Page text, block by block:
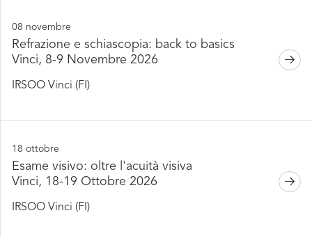
08 novembre
Refrazione e schiascopia: back to basics
Vinci, 8-9 Novembre 2026
IRSOO Vinci (FI)
18 ottobre
Esame visivo: oltre l'acuità visiva
Vinci, 18-19 Ottobre 2026
IRSOO Vinci (FI)